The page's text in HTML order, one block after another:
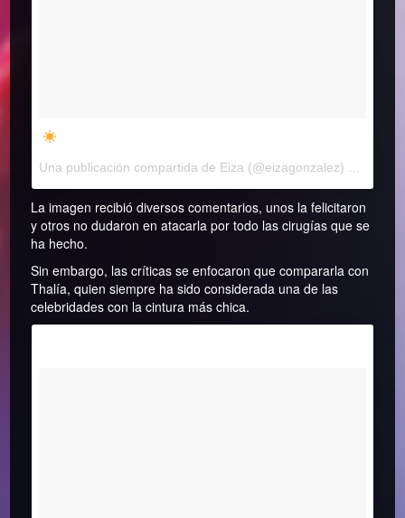
Una publicación compartida de Eiza (@eizagonzalez) el
La imagen recibió diversos comentarios, unos la felicitaron
y otros no dudaron en atacarla por todo las cirugías que se
ha hecho.
Sin embargo, las críticas se enfocaron que compararla con
Thalía, quien siempre ha sido considerada una de las
celebridades con la cintura más chica.